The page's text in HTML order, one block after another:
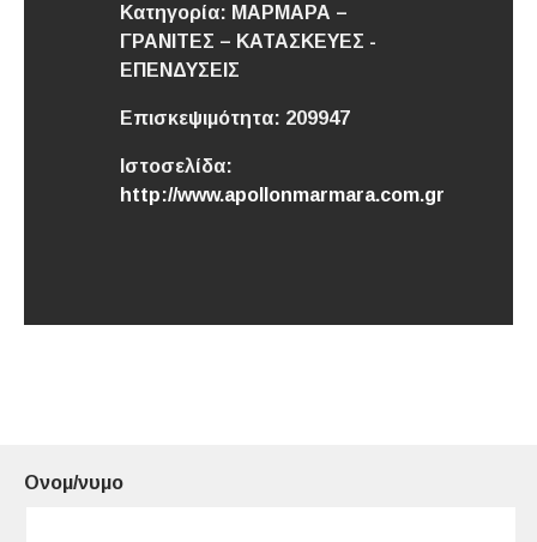
Κατηγορία: ΜΑΡΜΑΡΑ –
ΓΡΑΝΙΤΕΣ – ΚΑΤΑΣΚΕΥΕΣ -
ΕΠΕΝΔΥΣΕΙΣ
Επισκεψιμότητα: 209947
Ιστοσελίδα:
http://www.apollonmarmara.com.gr
Ονομ/νυμο